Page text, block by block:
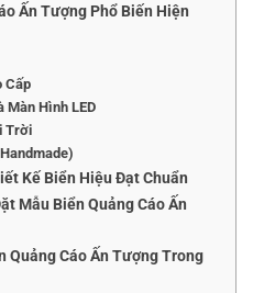
Ấn Tượng Phổ Biến Hiện
Cấp
Màn Hình LED
Trời
Kế Biển Hiệu Đạt Chuẩn
Mẫu Biển Quảng Cáo Ấn
Quảng Cáo Ấn Tượng Trong